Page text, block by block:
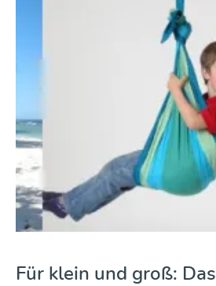
Für klein und groß: Das